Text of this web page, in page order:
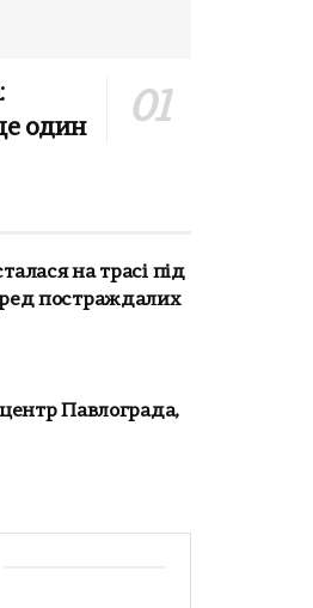
один
на трасі під
постраждалих
Павлограда,